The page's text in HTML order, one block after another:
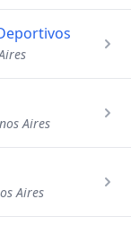
Aires
Aires